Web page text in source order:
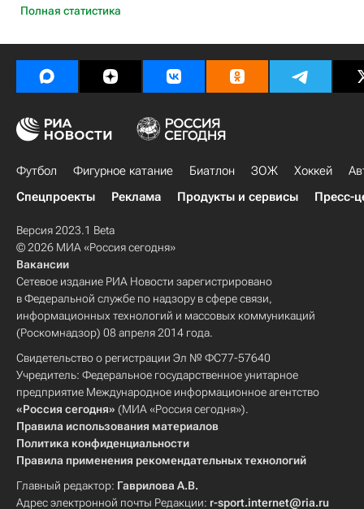
Полная статистика
Футбол Фигурное катание Биатлон ЗОЖ Хоккей
Спецпроекты
Реклама Продукты и сервисы Пресс-
Версия 2023.1 Beta
© 2026 МИА «Россия сегодня»
Вакансии
Сетевое издание РИА Новости зарегистрировано
в Федеральной службе по надзору в сфере связи,
информационных технологий и массовых коммуникаций
(Роскомнадзор) 08 апреля 2014 года.
Свидетельство о регистрации Эл № ФС77-57640
Учредитель: Федеральное государственное унитарное
предприятие Международное информационное агентство
«Россия сегодня» (МИА «Россия сегодня»).
Правила использования материалов
Политика конфиденциальности
Правила применения рекомендательных технологий
Главный редактор: Гаврилова А.В.
Адрес электронной почты Редакции: r-sport.internet@ria.ru